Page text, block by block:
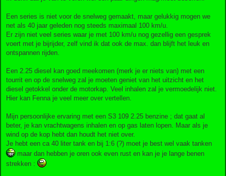
h
Een series is niet voor de snelweg gemaakt, maar gelukkig mogen we
net als 40 jaar geleden nog steeds maximaal 100 km/u.
Er zijn niet veel series waar je met 100 km/u nog gezellig een gesprek
voert met je bijrijder, zelf vind ik dat ook de max. dan blijft het leuk en
ontspannen rijden.
Een 2.25 diesel kan goed meekomen (merk je er niets van) met een
tourrit en op de snelweg zal je moeten geniet van het uitzicht en het
diesel getokkel onder de motorkap. Veel inhalen zal je vermoedelijk niet.
Hier kan Fenna je veel meer over vertellen.
Mijn persoonlijke ervaring met een S3 109 2.25 benzine ; dat gaat al
beter, je kan vrachtwagens inhalen en op gas laten lopen. Maar als je
wind op de kop hebt dan houdt het niet over.
Je hebt een ca 40 liter tank en bij 1:6 (?) moet je best wel vaak tanken
maar dan hebben je oren ook even rust en kan je je lange benen
strekken :